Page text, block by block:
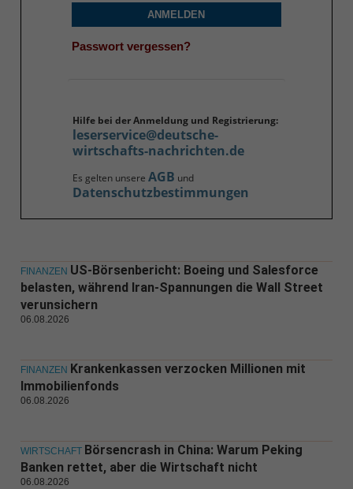
ANMELDEN
Passwort vergessen?
Hilfe bei der Anmeldung und Registrierung:
leserservice@deutsche-
wirtschafts-nachrichten.de
Es gelten unsere AGB und
Datenschutzbestimmungen
FINANZEN US-Börsenbericht: Boeing und Salesforce
belasten, während Iran-Spannungen die Wall Street
verunsichern
06.08.2026
FINANZEN Krankenkassen verzocken Millionen mit
Immobilienfonds
06.08.2026
WIRTSCHAFT Börsencrash in China: Warum Peking
Banken rettet, aber die Wirtschaft nicht
06.08.2026